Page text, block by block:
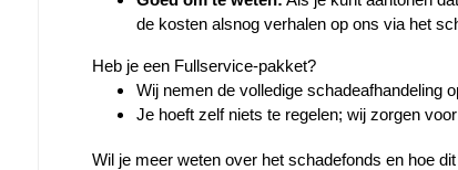
de kosten alsnog verhalen op ons via het
Heb je een Fullservice-pakket?
Wij nemen de volledige schadeafhandeling
Je hoeft zelf niets te regelen; wij zorgen
Wil je meer weten over het schadefonds en hoe